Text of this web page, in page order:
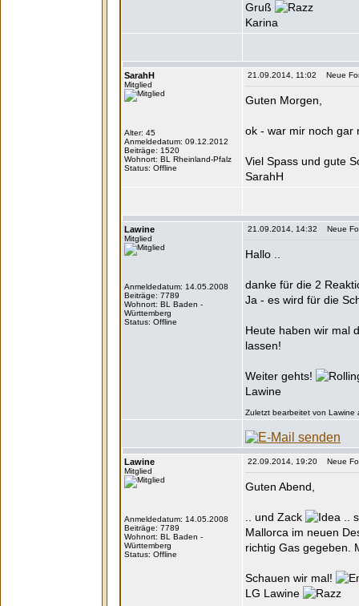
Gruß
Karina
SarahH
Mitglied
Alter: 45
Anmeldedatum: 09.12.2012
Beiträge: 1520
Wohnort: BL Rheinland-Pfalz
Status: Offline
21.09.2014, 11:02 Neue
Guten Morgen,
ok - war mir noch gar
Viel Spass und gute
SarahH
Lawine
Mitglied
Anmeldedatum: 14.05.2008
Beiträge: 7789
Wohnort: BL Baden -
Württemberg
Status: Offline
21.09.2014, 14:32 Neue
Hallo ..
danke für die 2
Ja - es wird für die
Heute haben wir mal
lassen!
Weiter gehts!
Lawine
Zuletzt bearbeitet von
Lawine
Mitglied
Anmeldedatum: 14.05.2008
Beiträge: 7789
Wohnort: BL Baden -
Württemberg
Status: Offline
22.09.2014, 19:20 Neue
Guten Abend,
.. und Zack
..
Mallorca im neuen
richtig Gas gegeben.
Schauen wir mal!
LG Lawine